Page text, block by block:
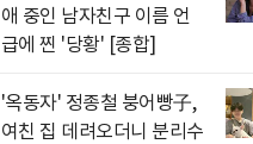
애 중인 남자친구 이름 언
급에 찐 '당황' [종합]
'옥동자' 정종철 붕어빵子,
여친 집 데려오더니 분리수